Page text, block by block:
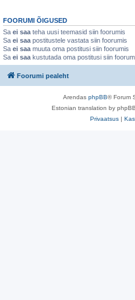
FOORUMI ÕIGUSED
Sa ei saa teha uusi teemasid siin foorumis
Sa ei saa postitustele vastata siin foorumis
Sa ei saa muuta oma postitusi siin foorumis
Sa ei saa kustutada oma postitusi siin
Foorumi pealeht
Arendas phpBB® Forum
Estonian translation by
Privaatsus |